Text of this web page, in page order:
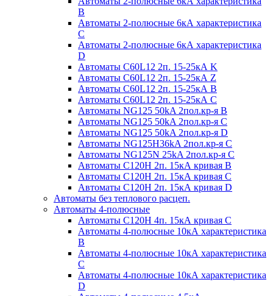
B
Автоматы 2-полюсные 6кА характеристика
C
Автоматы 2-полюсные 6кА характеристика
D
Автоматы C60L12 2п. 15-25кА K
Автоматы C60L12 2п. 15-25кА Z
Автоматы C60L12 2п. 15-25кА B
Автоматы C60L12 2п. 15-25кА C
Автоматы NG125 50kA 2пол.кр-я B
Автоматы NG125 50kA 2пол.кр-я C
Автоматы NG125 50kA 2пол.кр-я D
Автоматы NG125H36kA 2пол.кр-я C
Автоматы NG125N 25kA 2пол.кр-я C
Автоматы С120H 2п. 15кА кривая B
Автоматы С120H 2п. 15кА кривая C
Автоматы С120H 2п. 15кА кривая D
Автоматы без теплового расцеп.
Автоматы 4-полюсные
Автоматы С120H 4п. 15кА кривая C
Автоматы 4-полюсные 10кА характеристика
B
Автоматы 4-полюсные 10кА характеристика
C
Автоматы 4-полюсные 10кА характеристика
D